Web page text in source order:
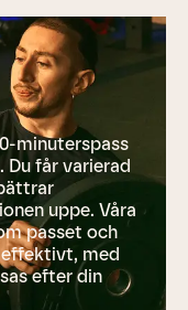
minuterspass
får varierad
uppe. Våra
passet och
med
efter din